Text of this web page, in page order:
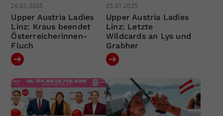
26.01.2025
Upper Austria Ladies
Linz: Kraus beendet
Österreicherinnen-
Fluch
25.01.2025
Upper Austria Ladies
Linz: Letzte
Wildcards an Lys und
Grabher